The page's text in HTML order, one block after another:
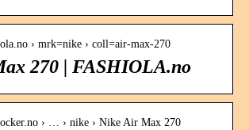
› mrk=nike › coll=air-max-270
270 | FASHIOLA.no
› … › nike › Nike Air Max 270